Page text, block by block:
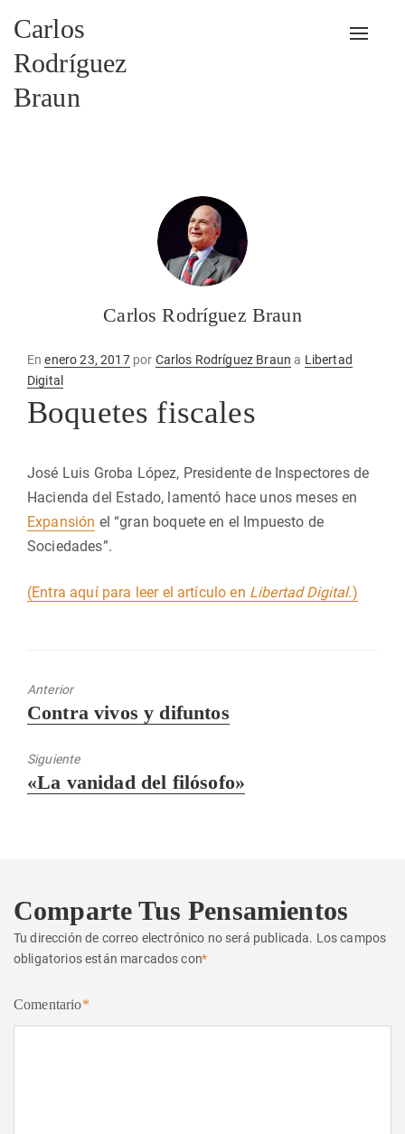
Carlos
Rodríguez
Braun
Carlos Rodríguez Braun
EnPublicado
en
enero 23, 2017por Carlos Rodríguez Braun a Libertad
Digital
Boquetes fiscales
José Luis Groba López, Presidente de Inspectores de
Hacienda del Estado, lamentó hace unos meses en
Expansión el “gran boquete en el Impuesto de
Sociedades”.
(Entra aquí para leer el artículo en Libertad Digital.)
Anterior
Entrada
Contra vivos y difuntos
Siguiente
Entrada
«La vanidad del filósofo»
Comparte Tus Pensamientos
Tu dirección de correo electrónico no será publicada. Los campos
obligatorios están marcados con*
Comentario*